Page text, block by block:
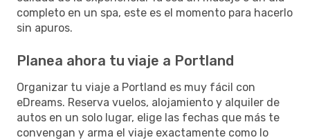
completo en un spa, este es el momento para hacerlo
sin apuros.
Planea ahora tu viaje a Portland
Organizar tu viaje a Portland es muy fácil con
eDreams. Reserva vuelos, alojamiento y alquiler de
autos en un solo lugar, elige las fechas que más te
convengan y arma el viaje exactamente como lo